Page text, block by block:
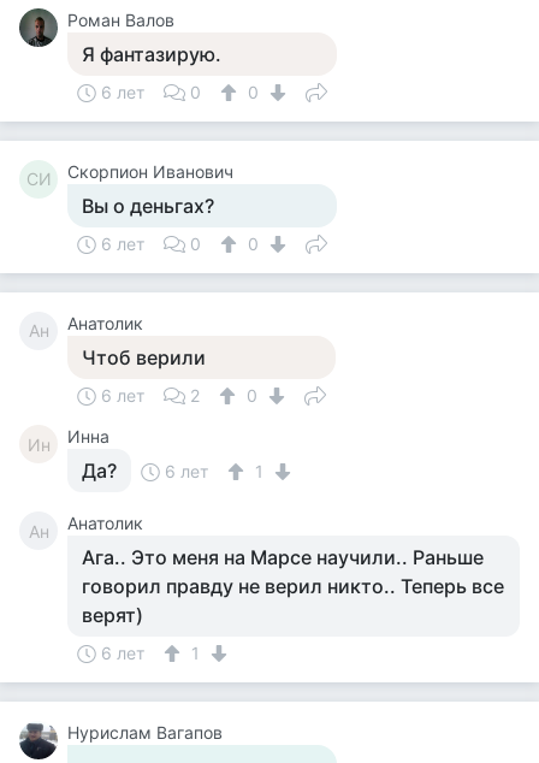
Роман Валов
Я фантазирую.
6 лет 0 0
СИ Скорпион Иванович
Вы о деньгах?
6 лет 0 0
Ан Анатолик
Чтоб верили
6 лет 2 0
Ин Инна
Да? 6 лет 1
Ан Анатолик
Ага.. Это меня на Марсе научили.. Раньше
говорил правду не верил никто.. Теперь все
верят)
6 лет 1
Нурислам Вагапов